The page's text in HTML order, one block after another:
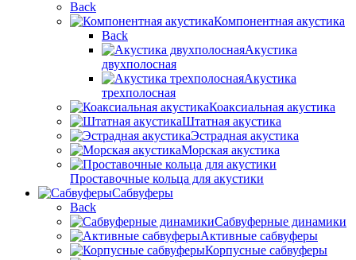
Back
Компонентная акустика
Back
Акустика
двухполосная
Акустика
трехполосная
Коаксиальная акустика
Штатная акустика
Эстрадная акустика
Морская акустика
Проставочные кольца для акустики
Сабвуферы
Back
Сабвуферные динамики
Активные сабвуферы
Корпусные сабвуферы